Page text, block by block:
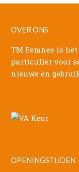
OVER ONS
TM Eemnes is
particulier voor
nieuwe en
OPENINGSTIJDEN